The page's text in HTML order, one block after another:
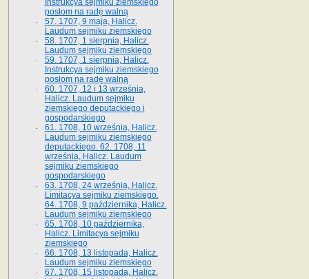
Instrukcya sejmiku ziemskiego
posłom na radę walną
57. 1707, 9 maja, Halicz.
Laudum sejmiku ziemskiego
58. 1707, 1 sierpnia, Halicz.
Laudum sejmiku ziemskiego
59. 1707, 1 sierpnia, Halicz.
Instrukcya sejmiku ziemskiego
posłom na radę walną
60. 1707, 12 i 13 września,
Halicz. Laudum sejmiku
ziemskiego deputackiego i
gospodarskiego
61. 1708, 10 września, Halicz.
Laudum sejmiku ziemskiego
deputackiego. 62. 1708, 11
września, Halicz. Laudum
sejmiku ziemskiego
gospodarskiego
63. 1708, 24 września, Halicz.
Limitacya sejmiku ziemskiego.
64. 1708, 9 października, Halicz.
Laudum sejmiku ziemskiego
65­. 1708, 10 października,
Halicz. Limitacya sejmiku
ziemskiego
66. 1708, 13 listopada, Halicz.
Laudum sejmiku ziemskiego
67. 1708, 15 listopada, Halicz.